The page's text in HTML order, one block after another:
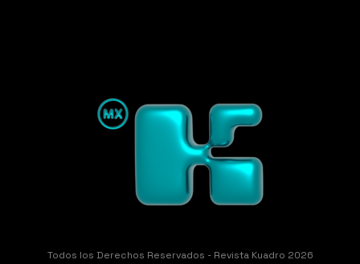
Todos los Derechos Reservados - Revista Kuadro 2026